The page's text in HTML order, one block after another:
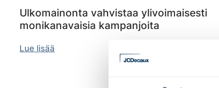
Ulkomainonta vahvistaa ylivoimaisesti
monikanavaisia kampanjoita
Lue lisää